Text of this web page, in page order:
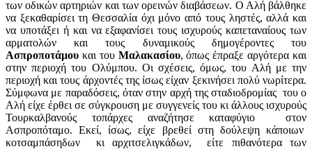
των οδικών αρτηριών και των ορεινών διαβάσεων. Ο Αλή βάλθηκε
να ξεκαθαρίσει τη Θεσσαλία όχι μόνο από τους ληστές, αλλά και
να υποτάξει ή και να εξαφανίσει τους ισχυρούς καπεταναίους των
αρματολών και τους δυναμικούς δημογέροντες του
Ασπροποτάμου και του Μαλακασίου, όπως έπραξε αργότερα και
στην περιοχή του Ολύμπου. Οι σχέσεις, όμως, του Αλή με την
περιοχή και τους άρχοντές της ίσως είχαν ξεκινήσει πολύ νωρίτερα.
Σύμφωνα με παραδόσεις, όταν στην αρχή της σταδιοδρομίας του ο
Αλή είχε έρθει σε σύγκρουση με συγγενείς του κι άλλους ισχυρούς
Τουρκαλβανούς τοπάρχες αναζήτησε καταφύγιο στον
Ασπροπόταμο. Εκεί, ίσως, είχε βρεθεί στη δούλεψη κάποιων
κοτσαμπάσηδων κι αρχιτσελιγκάδων, είτε πιθανότερα των